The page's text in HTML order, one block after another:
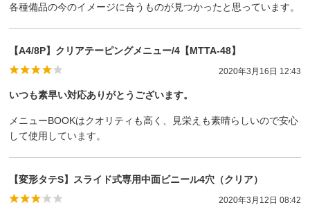
各種備品の今のイメージに合うものが見つかったと思っています。
【A4/8P】クリアテーピングメニュー/4【MTTA-48】
2020年3月16日 12:43
いつも素早い対応ありがとうございます。
メニューBOOKはクオリティも高く、見栄えも素晴らしいので安心
して使用しています。
【変形タテS】スライド式専用中面ビニール4穴（クリア）
2020年3月12日 08:42